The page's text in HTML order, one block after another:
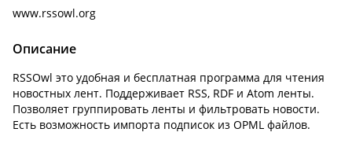
www.rssowl.org
Описание
RSSOwl это удобная и бесплатная программа для чтения
новостных лент. Поддерживает RSS, RDF и Atom ленты.
Позволяет группировать ленты и фильтровать новости.
Есть возможность импорта подписок из OPML файлов.